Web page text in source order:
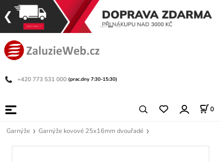
+420 773 531 000 (prac.dny 7:30-15:30)
0
Garnýže Garnýže kovové 25x16mm dvouřadé